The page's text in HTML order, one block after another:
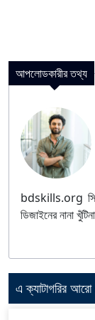
আপলোডকারীর তথ্য
bdskills.org
ডিজাইনের নানা
এ ক্যাটাগরির